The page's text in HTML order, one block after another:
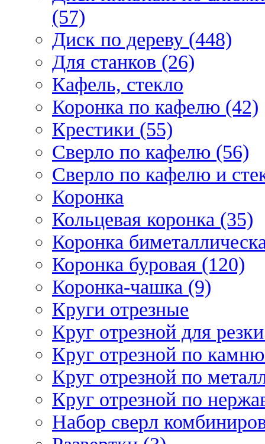
(57)
Диск по дереву (448)
Для станков (26)
Кафель, стекло
Коронка по кафелю (42)
Крестики (55)
Сверло по кафелю (56)
Сверло по кафелю и
Коронка
Кольцевая коронка (35)
Коронка
Коронка буровая (120)
Коронка-чашка (9)
Круги отрезные
Круг отрезной для
Круг отрезной по
Круг отрезной по
Круг отрезной по
Набор сверл